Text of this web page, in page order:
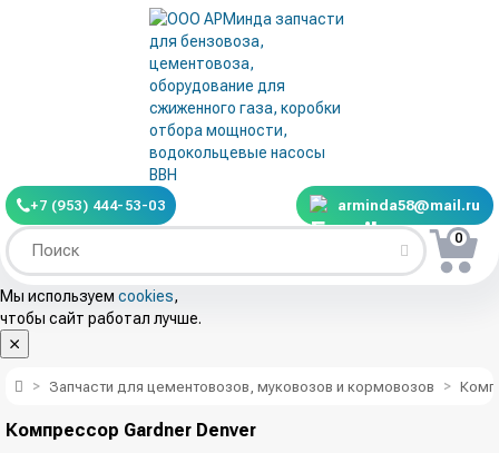
+7 (953) 444-53-03 arminda58@mail.ru
0
Мы используем cookies,
чтобы сайт работал лучше.
Запчасти для цементовозов, муковозов и кормовозов
Компрессор Gardner Denver